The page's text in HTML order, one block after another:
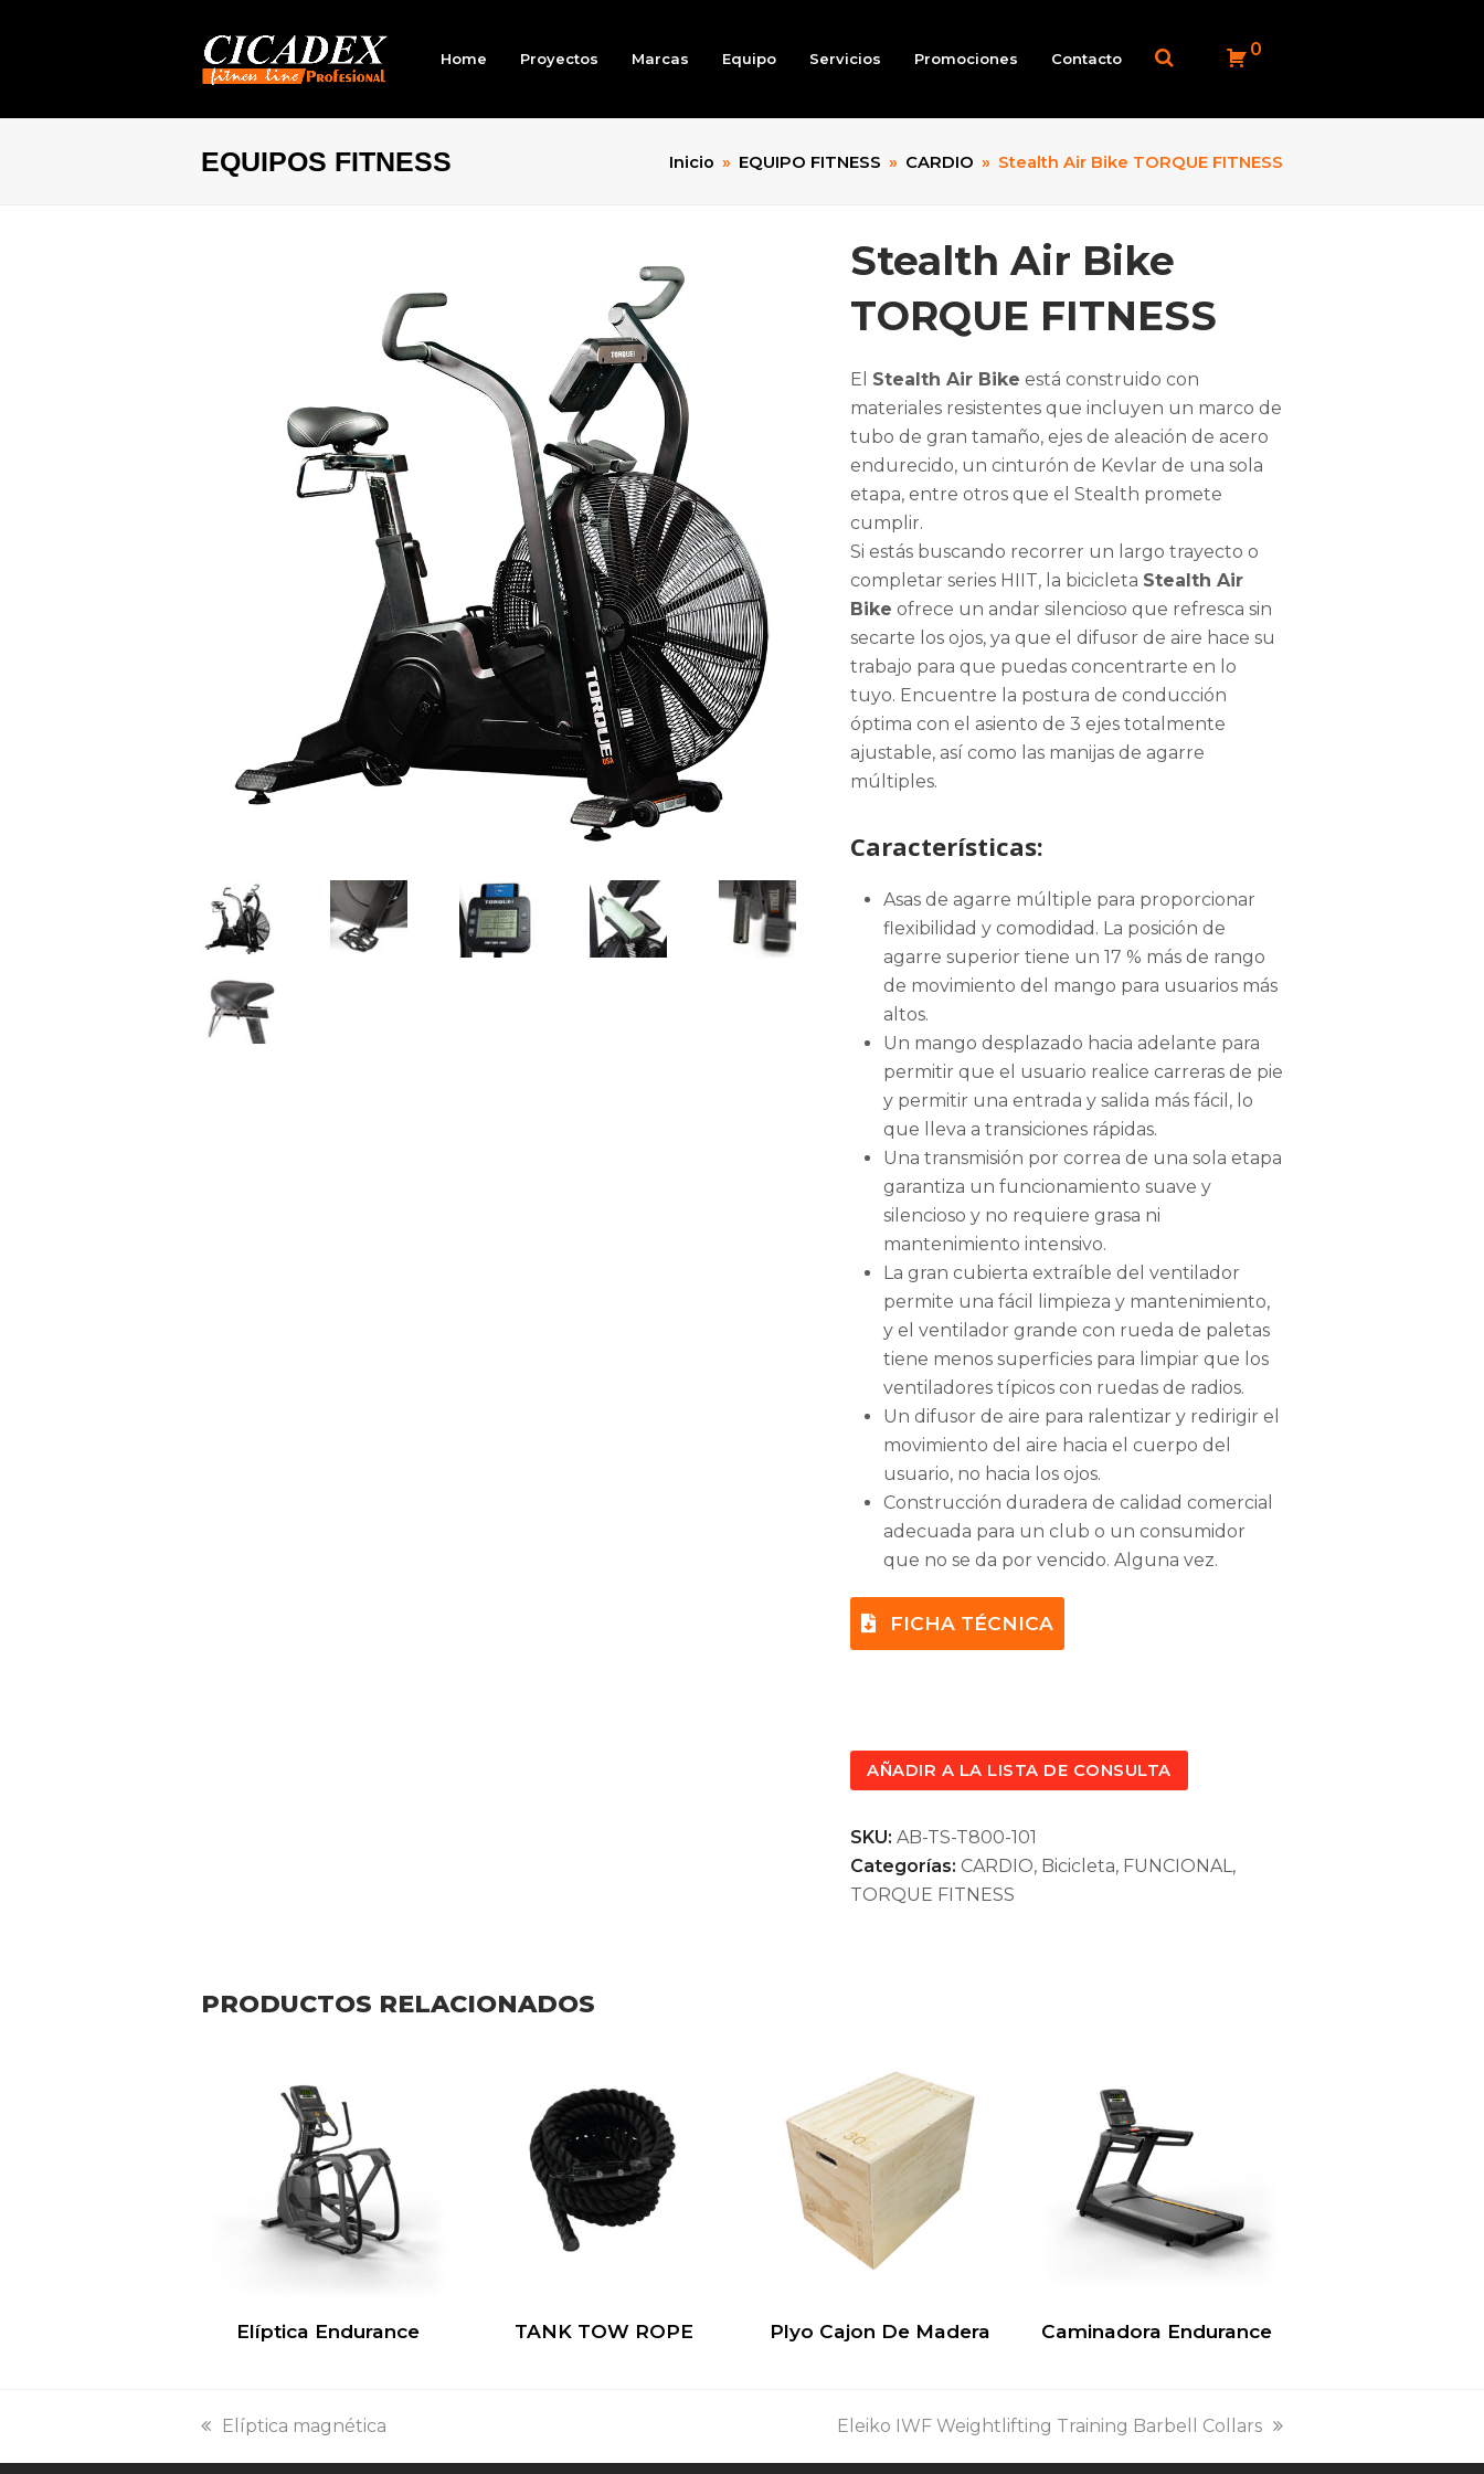
Home Proyectos Marcas Equipo Servicios Promociones Contacto 0
EQUIPOS FITNESS Inicio » EQUIPO FITNESS » CARDIO » Stealth Air Bike TORQUE FITNESS
Stealth Air Bike
TORQUE FITNESS
El Stealth Air Bike está construido con
materiales resistentes que incluyen un marco de
tubo de gran tamaño, ejes de aleación de acero
endurecido, un cinturón de Kevlar de una sola
etapa, entre otros que el Stealth promete
cumplir.
Si estás buscando recorrer un largo trayecto o
completar series HIIT, la bicicleta Stealth Air
Bike ofrece un andar silencioso que refresca sin
secarte los ojos, ya que el difusor de aire hace su
trabajo para que puedas concentrarte en lo
tuyo. Encuentre la postura de conducción
óptima con el asiento de 3 ejes totalmente
ajustable, así como las manijas de agarre
múltiples.
Características:
Asas de agarre múltiple para proporcionar
flexibilidad y comodidad. La posición de
agarre superior tiene un 17 % más de rango
de movimiento del mango para usuarios más
altos.
Un mango desplazado hacia adelante para
permitir que el usuario realice carreras de pie
y permitir una entrada y salida más fácil, lo
que lleva a transiciones rápidas.
Una transmisión por correa de una sola etapa
garantiza un funcionamiento suave y
silencioso y no requiere grasa ni
mantenimiento intensivo.
La gran cubierta extraíble del ventilador
permite una fácil limpieza y mantenimiento,
y el ventilador grande con rueda de paletas
tiene menos superficies para limpiar que los
ventiladores típicos con ruedas de radios.
Un difusor de aire para ralentizar y redirigir el
movimiento del aire hacia el cuerpo del
usuario, no hacia los ojos.
Construcción duradera de calidad comercial
adecuada para un club o un consumidor
que no se da por vencido. Alguna vez.
FICHA TÉCNICA
AÑADIR A LA LISTA DE CONSULTA
SKU: AB-TS-T800-101
Categorías: CARDIO, Bicicleta, FUNCIONAL,
TORQUE FITNESS
PRODUCTOS RELACIONADOS
Elíptica Endurance TANK TOW ROPE Plyo Cajon De Madera Caminadora Endurance
previous
Elíptica magnética
next
Eleiko IWF Weightlifting Training Barbell Collars